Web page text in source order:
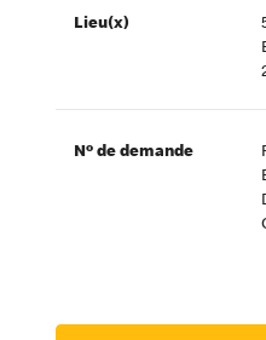
Lieu(x)
Nº de demande